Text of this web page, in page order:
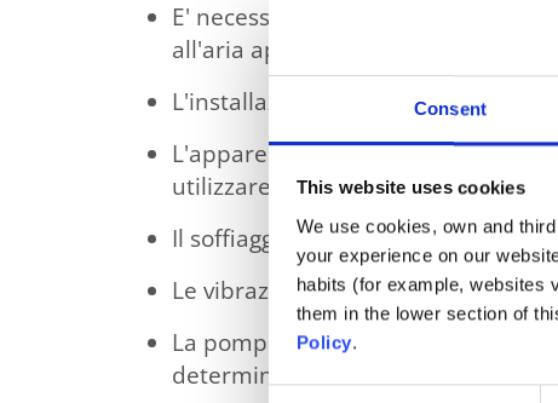
Consent
This website uses cookies
We use cookies, own and
your experience on our
habits (for example, websites
them in the lower section of
Policy.
E' necessario rispettare lo spazio
all'aria aperta
L'installazione deve essere
L'apparecchio sarà poggiato su
utilizzare i 4 supporti antivibranti
Il soffiaggio non dovrà essere
Le vibrazioni e il rumore non
La pompa di calore deve essere
determinata dalla normativa